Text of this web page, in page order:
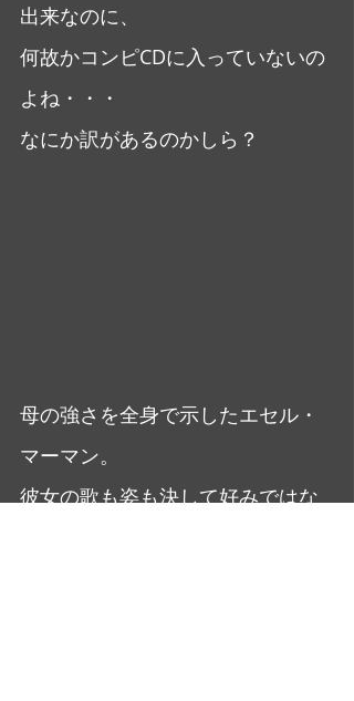
出来なのに、
何故かコンピCDに入っていないの
よね・・・
なにか訳があるのかしら？
母の強さを全身で示したエセル・
マーマン。
彼女の歌も姿も決して好みではな